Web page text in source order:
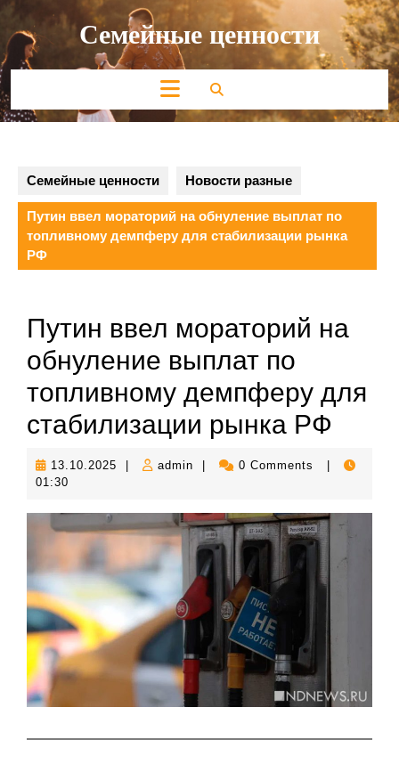
Перейти
содержимому Семейные ценности
Кнопка
Открыть
Семейные ценности Новости разные
Путин ввел мораторий на обнуление выплат по
топливному демпферу для стабилизации рынка
РФ
Путин ввел мораторий на
обнуление выплат по
топливному демпферу для
стабилизации рынка РФ
13.10.2025 13.10.2025
admin admin 0 Comments
01:30